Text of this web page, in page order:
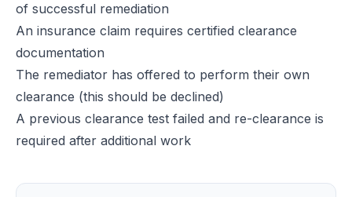
of successful remediation
An insurance claim requires certified clearance
documentation
The remediator has offered to perform their own
clearance (this should be declined)
A previous clearance test failed and re-clearance is
required after additional work